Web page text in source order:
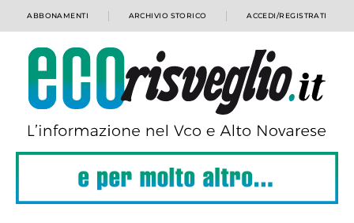
ABBONAMENTI ARCHIVIO STORICO ACCEDI/REGISTRATI